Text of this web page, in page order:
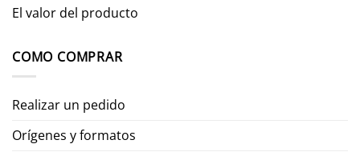
El valor del producto
COMO COMPRAR
Realizar un pedido
Orígenes y formatos